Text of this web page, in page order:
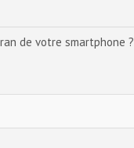
de votre smartphone ?